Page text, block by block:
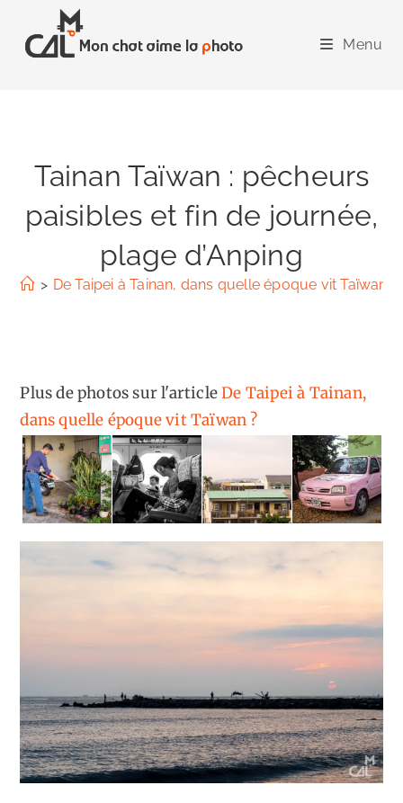
content
Menu
Tainan Taïwan : pêcheurs
paisibles et fin de journée,
plage d’Anping
> De Taipei à Tainan, dans quelle époque vit Taïwan ?
Plus de photos sur l'articleDe Taipei à Tainan,
dans quelle époque vit Taïwan ?